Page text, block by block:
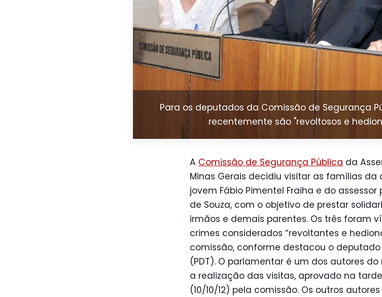
Para os deputados da Comissão de Segurança
recentemente são "revoltosos e
A Comissão de Segurança Pública da
Minas Gerais decidiu visitar as famílias da
jovem Fábio Pimentel Fraiha e do
de Souza, com o objetivo de prestar
irmãos e demais parentes. Os três foram
crimes considerados “revoltantes e
comissão, conforme destacou o deputado
(PDT). O parlamentar é um dos autores
a realização das visitas, aprovado na
(10/10/12) pela comissão. Os outros